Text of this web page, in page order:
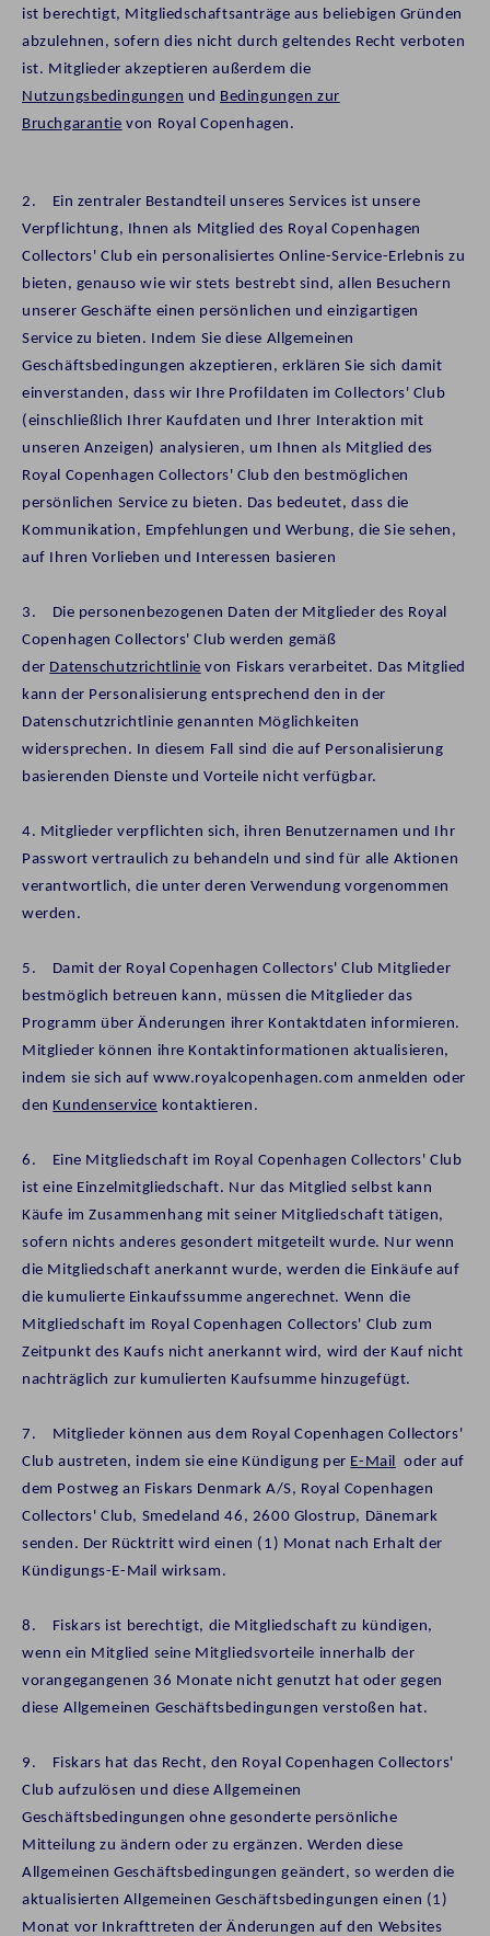
ist berechtigt, Mitgliedschaftsanträge aus beliebigen Gründen
abzulehnen, sofern dies nicht durch geltendes Recht verboten
ist. Mitglieder akzeptieren außerdem die
Nutzungsbedingungen und Bedingungen zur
Bruchgarantie von Royal Copenhagen.
2. Ein zentraler Bestandteil unseres Services ist unsere
Verpflichtung, Ihnen als Mitglied des Royal Copenhagen
Collectors' Club ein personalisiertes Online-Service-Erlebnis zu
bieten, genauso wie wir stets bestrebt sind, allen Besuchern
unserer Geschäfte einen persönlichen und einzigartigen
Service zu bieten. Indem Sie diese Allgemeinen
Geschäftsbedingungen akzeptieren, erklären Sie sich damit
einverstanden, dass wir Ihre Profildaten im Collectors' Club
(einschließlich Ihrer Kaufdaten und Ihrer Interaktion mit
unseren Anzeigen) analysieren, um Ihnen als Mitglied des
Royal Copenhagen Collectors' Club den bestmöglichen
persönlichen Service zu bieten. Das bedeutet, dass die
Kommunikation, Empfehlungen und Werbung, die Sie sehen,
auf Ihren Vorlieben und Interessen basieren
3. Die personenbezogenen Daten der Mitglieder des Royal
Copenhagen Collectors' Club werden gemäß
der Datenschutzrichtlinie von Fiskars verarbeitet. Das Mitglied
kann der Personalisierung entsprechend den in der
Datenschutzrichtlinie genannten Möglichkeiten
widersprechen. In diesem Fall sind die auf Personalisierung
basierenden Dienste und Vorteile nicht verfügbar.
4. Mitglieder verpflichten sich, ihren Benutzernamen und Ihr
Passwort vertraulich zu behandeln und sind für alle Aktionen
verantwortlich, die unter deren Verwendung vorgenommen
werden.
5. Damit der Royal Copenhagen Collectors' Club Mitglieder
bestmöglich betreuen kann, müssen die Mitglieder das
Programm über Änderungen ihrer Kontaktdaten informieren.
Mitglieder können ihre Kontaktinformationen aktualisieren,
indem sie sich auf www.royalcopenhagen.com anmelden oder
den Kundenservice kontaktieren.
6. Eine Mitgliedschaft im Royal Copenhagen Collectors' Club
ist eine Einzelmitgliedschaft. Nur das Mitglied selbst kann
Käufe im Zusammenhang mit seiner Mitgliedschaft tätigen,
sofern nichts anderes gesondert mitgeteilt wurde. Nur wenn
die Mitgliedschaft anerkannt wurde, werden die Einkäufe auf
die kumulierte Einkaufssumme angerechnet. Wenn die
Mitgliedschaft im Royal Copenhagen Collectors' Club zum
Zeitpunkt des Kaufs nicht anerkannt wird, wird der Kauf nicht
nachträglich zur kumulierten Kaufsumme hinzugefügt.
7. Mitglieder können aus dem Royal Copenhagen Collectors'
Club austreten, indem sie eine Kündigung per E-Mail oder auf
dem Postweg an Fiskars Denmark A/S, Royal Copenhagen
Collectors' Club, Smedeland 46, 2600 Glostrup, Dänemark
senden. Der Rücktritt wird einen (1) Monat nach Erhalt der
Kündigungs-E-Mail wirksam.
8. Fiskars ist berechtigt, die Mitgliedschaft zu kündigen,
wenn ein Mitglied seine Mitgliedsvorteile innerhalb der
vorangegangenen 36 Monate nicht genutzt hat oder gegen
diese Allgemeinen Geschäftsbedingungen verstoßen hat.
9. Fiskars hat das Recht, den Royal Copenhagen Collectors'
Club aufzulösen und diese Allgemeinen
Geschäftsbedingungen ohne gesonderte persönliche
Mitteilung zu ändern oder zu ergänzen. Werden diese
Allgemeinen Geschäftsbedingungen geändert, so werden die
aktualisierten Allgemeinen Geschäftsbedingungen einen (1)
Monat vor Inkrafttreten der Änderungen auf den Websites